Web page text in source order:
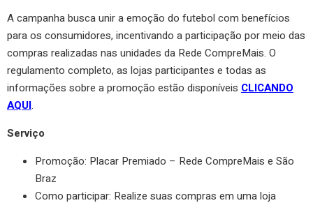
A campanha busca unir a emoção do futebol com benefícios
para os consumidores, incentivando a participação por meio das
compras realizadas nas unidades da Rede CompreMais. O
regulamento completo, as lojas participantes e todas as
informações sobre a promoção estão disponíveis CLICANDO
AQUI.
Serviço
Promoção: Placar Premiado – Rede CompreMais e São
Braz
Como participar: Realize suas compras em uma loja